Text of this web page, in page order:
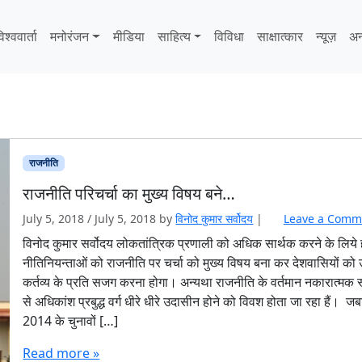
मनोरंजन मीडिया साहित्‍य विविधा साक्षात्‍कार न्यूज़
राजनीति
राजनीति परिचर्चा का मुख्य विषय बने…
July 5, 2018 / July 5, 2018 byविनोद कुमार सर्वोदय | Leave a
विनोद कुमार सर्वोदय लोकतांत्रिक प्रणाली को अधिक सार्थक करने के लिये
नीतिनियन्ताओं को राजनीति पर चर्चा को मुख्य विषय बना कर देशवासियों
कर्तव्य के प्रति सजग करना होगा। अन्यथा राजनीति के वर्तमान
से अधिकांश प्रबुद्ध वर्ग धीरे धीरे उदासीन होने को विवश होता जा रहा हैं।
2014 के चुनावों […]
Read more »